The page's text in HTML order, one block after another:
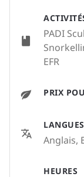
PADI
EFR
PRIX
LANGUES
Anglais,
HEURES